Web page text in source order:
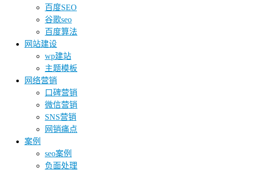
百度SEO
谷歌seo
百度算法
网站建设
wp建站
主题模板
网络营销
口碑营销
微信营销
SNS营销
网销痛点
案例
seo案例
负面处理